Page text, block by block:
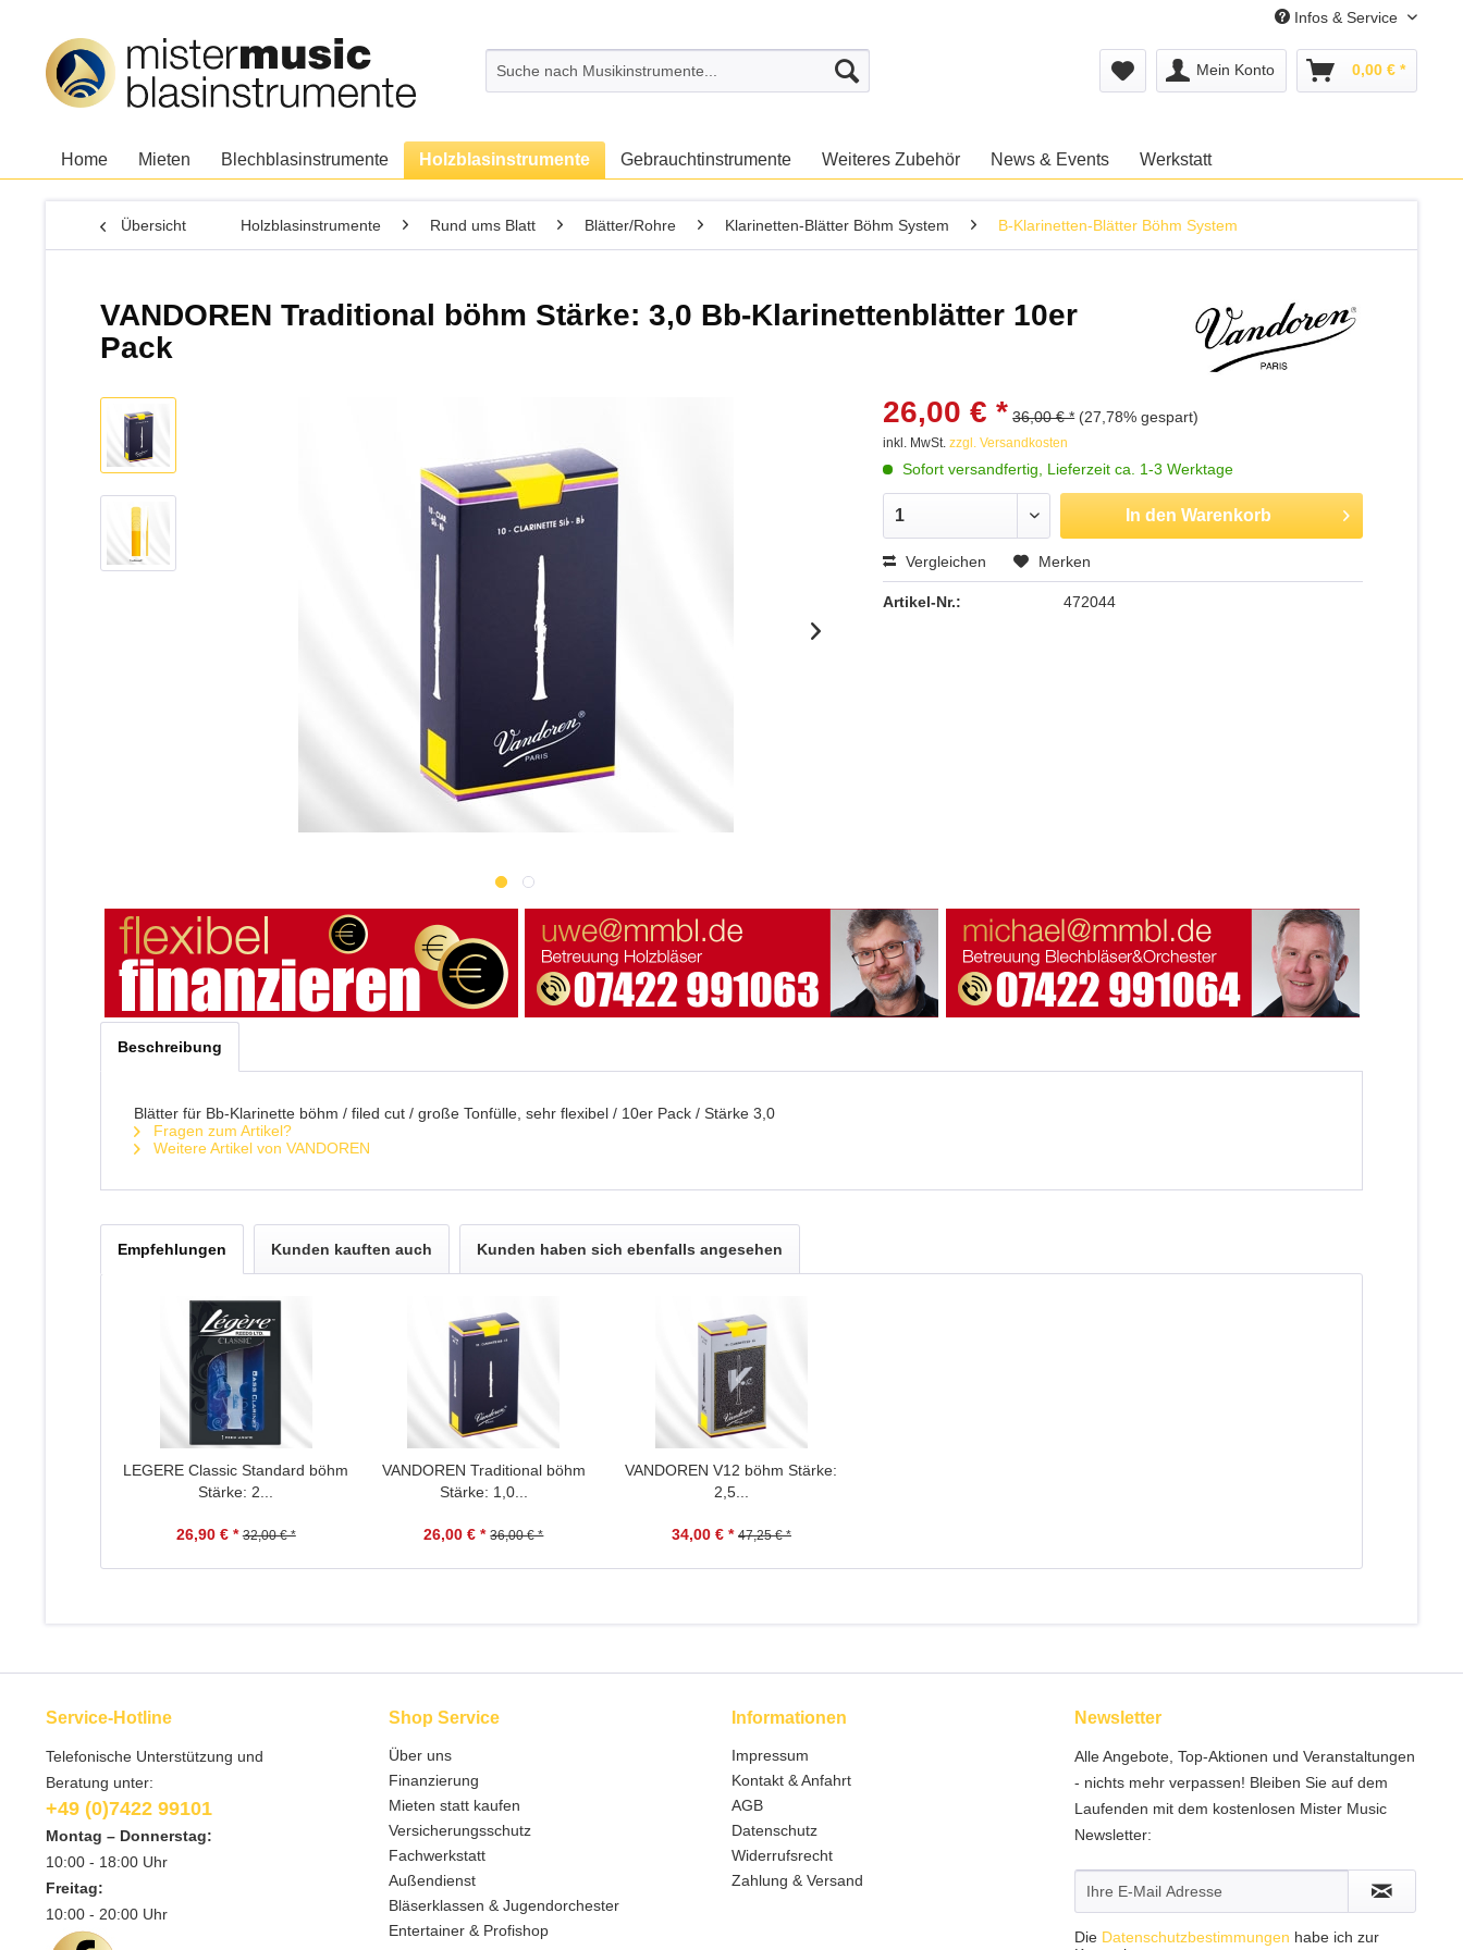
Infos & Service
Mein Konto 0,00 € *
Home Mieten Blechblasinstrumente Holzblasinstrumente Gebrauchtinstrumente Weiteres Zubehör News & Events Werkstatt
Übersicht Holzblasinstrumente Rund ums Blatt Blätter/Rohre Klarinetten-Blätter Böhm System B-Klarinetten-Blätter Böhm System
VANDOREN Traditional böhm Stärke: 3,0 Bb-Klarinettenblätter 10er
Pack
26,00 € * 36,00 € * (27,78% gespart)
inkl. MwSt.zzgl. Versandkosten
Sofort versandfertig, Lieferzeit ca. 1-3 Werktage
In den Warenkorb
Vergleichen Merken
Artikel-Nr.: 472044
Beschreibung
Blätter für Bb-Klarinette böhm / filed cut / große Tonfülle, sehr flexibel / 10er Pack / Stärke 3,0
Fragen zum Artikel?
Weitere Artikel von VANDOREN
Empfehlungen Kunden kauften auch Kunden haben sich ebenfalls angesehen
LEGERE Classic Standard böhm
Stärke: 2...
26,90 € * 32,00 € *
VANDOREN Traditional böhm
Stärke: 1,0...
26,00 € * 36,00 € *
VANDOREN V12 böhm Stärke:
2,5...
34,00 € * 47,25 € *
Service-Hotline
Telefonische Unterstützung und
Beratung unter:
+49 (0)7422 99101
Montag – Donnerstag:
10:00 - 18:00 Uhr
Freitag:
10:00 - 20:00 Uhr
Shop Service
Über uns
Finanzierung
Mieten statt kaufen
Versicherungsschutz
Fachwerkstatt
Außendienst
Bläserklassen & Jugendorchester
Entertainer & Profishop
Informationen
Impressum
Kontakt & Anfahrt
AGB
Datenschutz
Widerrufsrecht
Zahlung & Versand
Newsletter
Alle Angebote, Top-Aktionen und Veranstaltungen
- nichts mehr verpassen! Bleiben Sie auf dem
Laufenden mit dem kostenlosen Mister Music
Newsletter:
Die Datenschutzbestimmungen habe ich zur